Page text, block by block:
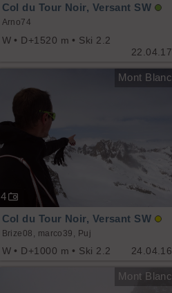
22.04.17
Col du Tour Noir, Versant SW
Arno74
W • D+1520 m • Ski 2.2
Mont Blanc
4
24.04.16
Col du Tour Noir, Versant SW
Brize08, marco39, Puj
W • D+1000 m • Ski 2.2
Mont Blanc